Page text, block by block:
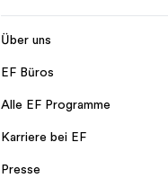
Über uns
EF Büros
Alle EF Programme
Karriere bei EF
Presse